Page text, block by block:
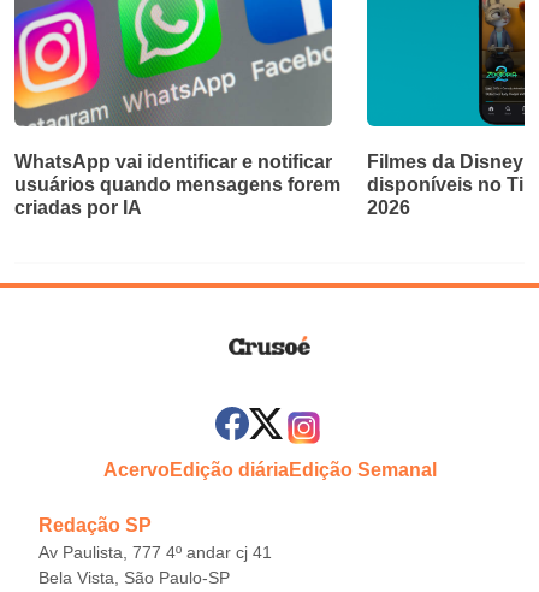
WhatsApp vai identificar e notificar
usuários quando mensagens forem
criadas por IA
Filmes da Disney
disponíveis no
2026
AcervoEdição diáriaEdição Semanal
Redação SP
Av Paulista, 777 4º andar cj 41
Bela Vista, São Paulo-SP